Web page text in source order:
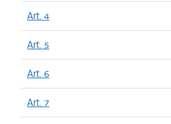
Art. 4
Art. 5
Art. 6
Art. 7